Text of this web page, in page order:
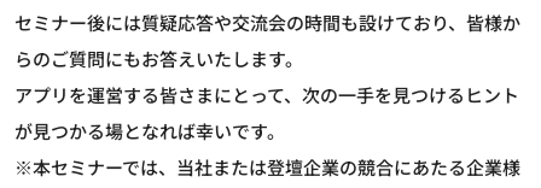
セミナー後には質疑応答や交流会の時間も設けており、皆様か
らのご質問にもお答えいたします。
アプリを運営する皆さまにとって、次の一手を見つけるヒント
が見つかる場となれば幸いです。
※本セミナーでは、当社または登壇企業の競合にあたる企業様